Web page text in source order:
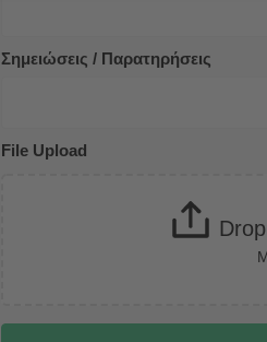
Σημειώσεις / Παρατηρήσεις
File Upload